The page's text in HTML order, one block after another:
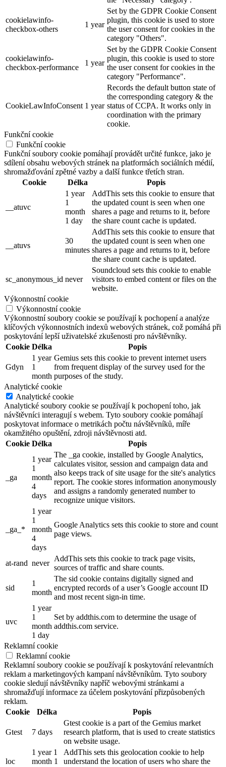
cookielawinfo-
checkbox-others
1 year
Set by the GDPR Cookie Consent
plugin, this cookie is used to store
the user consent for cookies in the
category "Others".
cookielawinfo-
checkbox-performance
1 year
Set by the GDPR Cookie Consent
plugin, this cookie is used to store
the user consent for cookies in the
category "Performance".
CookieLawInfoConsent 1 year
Records the default button state of
the corresponding category & the
status of CCPA. It works only in
coordination with the primary
cookie.
Funkční cookie
Funkční cookie
Funkční soubory cookie pomáhají provádět určité funkce, jako je
sdílení obsahu webových stránek na platformách sociálních médií,
shromažďování zpětné vazby a další funkce třetích stran.
Cookie
Délka Popis
__atuvc
1 year
1
month
1 day
AddThis sets this cookie to ensure that
the updated count is seen when one
shares a page and returns to it, before
the share count cache is updated.
__atuvs
30
minutes
AddThis sets this cookie to ensure that
the updated count is seen when one
shares a page and returns to it, before
the share count cache is updated.
sc_anonymous_id never
Soundcloud sets this cookie to enable
visitors to embed content or files on the
website.
Výkonnostní cookie
Výkonnostní cookie
Výkonnostní soubory cookie se používají k pochopení a analýze
klíčových výkonnostních indexů webových stránek, což pomáhá při
poskytování lepší uživatelské zkušenosti pro návštěvníky.
Cookie Délka Popis
Gdyn
1 year
1
month
Gemius sets this cookie to prevent internet users
from frequent display of the survey used for the
purposes of the study.
Analytické cookie
Analytické cookie
Analytické soubory cookie se používají k pochopení toho, jak
návštěvníci interagují s webem. Tyto soubory cookie pomáhají
poskytovat informace o metrikách počtu návštěvníků, míře
okamžitého opuštění, zdroji návštěvnosti atd.
Cookie Délka Popis
_ga
1 year
1
month
4
days
The _ga cookie, installed by Google Analytics,
calculates visitor, session and campaign data and
also keeps track of site usage for the site's analytics
report. The cookie stores information anonymously
and assigns a randomly generated number to
recognize unique visitors.
_ga_*
1 year
1
month
4
days
Google Analytics sets this cookie to store and count
page views.
at-rand never
AddThis sets this cookie to track page visits,
sources of traffic and share counts.
sid
1
month
The sid cookie contains digitally signed and
encrypted records of a user’s Google account ID
and most recent sign-in time.
uvc
1 year
1
month
1 day
Set by addthis.com to determine the usage of
addthis.com service.
Reklamní cookie
Reklamní cookie
Reklamní soubory cookie se používají k poskytování relevantních
reklam a marketingových kampaní návštěvníkům. Tyto soubory
cookie sledují návštěvníky napříč webovými stránkami a
shromažďují informace za účelem poskytování přizpůsobených
reklam.
Cookie
Délka Popis
Gtest 7 days
Gtest cookie is a part of the Gemius market
research platform, that is used to create statistics
on website usage.
loc
1 year 1
month 1
AddThis sets this geolocation cookie to help
understand the location of users who share the